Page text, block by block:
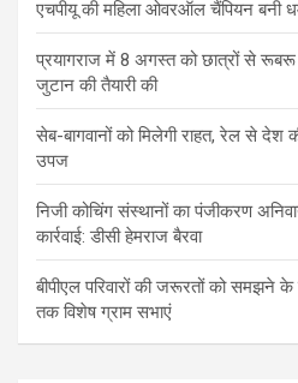
एचपीयू की महिला ओवरऑल चैंपियन बनी
प्रयागराज में 8 अगस्त को छात्रों से रूबरू
जुटान की तैयारी की
सेब-बागवानों को मिलेगी राहत, रेल से देश
उपज
निजी कोचिंग संस्थानों का पंजीकरण
कार्रवाई: डीसी हेमराज बैरवा
बीपीएल परिवारों की जरूरतों को
तक विशेष ग्राम सभाएं